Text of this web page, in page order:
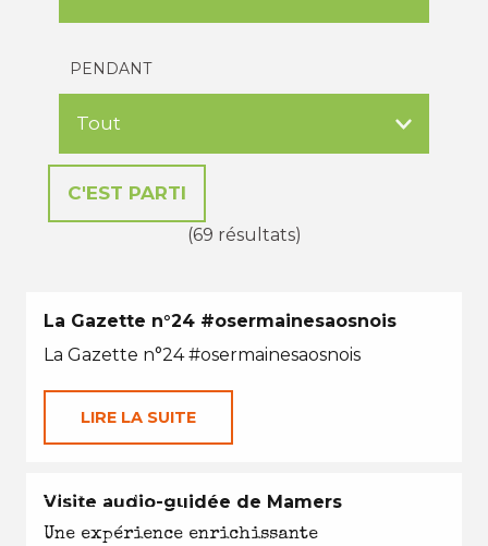
PENDANT
(69 résultats)
La Gazette n°24 #osermainesaosnois
La Gazette n°24 #osermainesaosnois
LIRE LA SUITE
EN TOUTES SAISONS
Visite audio-guidée de Mamers
Une expérience enrichissante